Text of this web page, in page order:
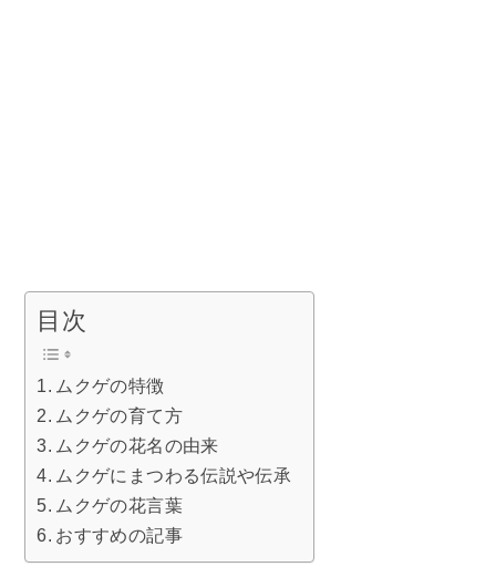
目次
ムクゲの特徴
ムクゲの育て方
ムクゲの花名の由来
ムクゲにまつわる伝説や伝承
ムクゲの花言葉
おすすめの記事